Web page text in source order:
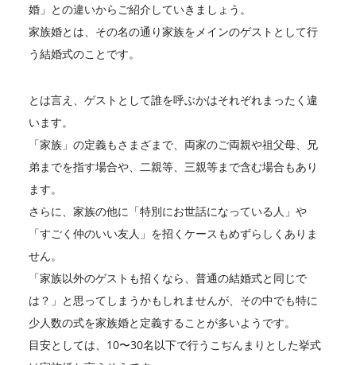
婚」との違いからご紹介していきましょう。
家族婚とは、その名の通り家族をメインのゲストとして行
う結婚式のことです。
とは言え、ゲストとして誰を呼ぶかはそれぞれまったく違
います。
「家族」の定義もさまざまで、両家のご両親や祖父母、兄
弟までを指す場合や、二親等、三親等まで含む場合もあり
ます。
さらに、家族の他に「特別にお世話になっている人」や
「すごく仲のいい友人」を招くケースもめずらしくありま
せん。
「家族以外のゲストも招くなら、普通の結婚式と同じで
は？」と思ってしまうかもしれませんが、その中でも特に
少人数の式を家族婚と定義することが多いようです。
目安としては、10〜30名以下で行うこぢんまりとした挙式